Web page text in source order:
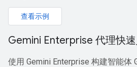
查看示例
Gemini Enterprise 代理快
使用 Gemini Enterprise 构建智能体